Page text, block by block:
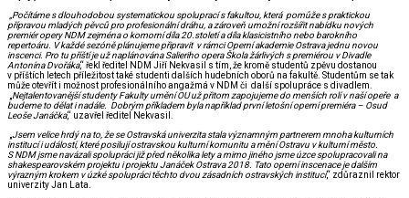
„Počítáme s dlouhodobou systematickou spoluprací s fakultou, která pomůže s praktickou
přípravou mladých pěvců pro profesionální dráhu, a zároveň umožní rozšířit nabídku nových
premiér opery NDM zejména o komorní díla 20.století a díla klasicistního nebo barokního
repertoáru. V každé sezóně plánujeme připravit v rámci Operní akademie Ostrava jednu novou
inscenci. Pro tu příští je už naplánována Salieriho opera Škola žárlivých s premiérou v Divadle
Antonína Dvořáka,“ řekl ředitel NDM Jiří Nekvasil s tím, že kromě studentů zpěvu dostanou
v příštích letech příležitost také studenti dalších hudebních oborů na fakultě. Studentům se tak
může otevřít i možnost profesionálního angažmá v NDM či další spolupráce s divadlem.
„Nejtalentovanější studenty Fakulty umění OU už přitom zapojujeme do menších rolí v naší opeře a
budeme to dělat i nadále. Dobrým příkladem byla například první letošní operní premiéra – Osud
Leoše Janáčka,“ uzavřel ředitel Nekvasil.
„Jsem velice hrdý na to, že se Ostravská univerzita stala významným partnerem mnoha kulturních
institucí i událostí, které posilují ostravskou kulturní komunitu a mění Ostravu v kulturní město.
S NDM jsme navázali spolupráci již před několika lety a mimo jiného jsme úzce spolupracovali na
shakespearovském projektu i projektu Janáček Ostrava 2018. Tato operní inscenace je dalším
výrazným krokem v úzké spolupráci těchto dvou zásadních ostravských institucí,“ zdůraznil rektor
univerzity Jan Lata.